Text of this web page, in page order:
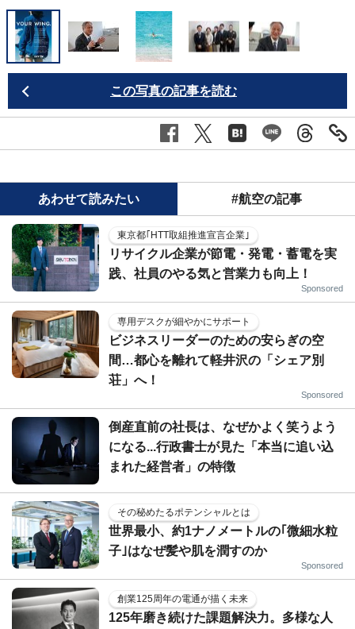
この写真の記事を読む
あわせて読みたい #航空の記事
東京都｢HTT取組推進宣言企業｣
リサイクル企業が節電・発電・蓄電を実
践、社員のやる気と営業力も向上！
Sponsored
専用デスクが細やかにサポート
ビジネスリーダーのための安らぎの空
間…都心を離れて軽井沢の「シェア別
荘」へ！
Sponsored
倒産直前の社長は、なぜかよく笑うよう
になる...行政書士が見た「本当に追い込
まれた経営者」の特徴
その秘めたるポテンシャルとは
世界最小、約1ナノメートルの｢微細水粒
子｣はなぜ髪や肌を潤すのか
Sponsored
創業125周年の電通が描く未来
125年磨き続けた課題解決力。多様な人